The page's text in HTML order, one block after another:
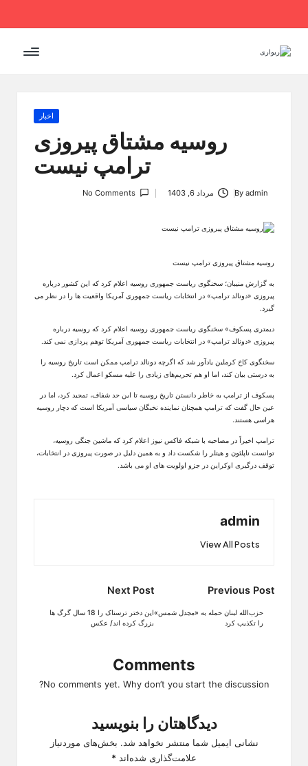
Skip
content
Posted
اخبار
روسیه مشتاق پیروزی
ترامپ نیست
Byadmin مرداد 6, 1403 No Comments
روسیه مشتاق پیروزی ترامپ نیست
به گزارش منیبان؛ سخنگوی ریاست جمهوری روسیه اعلام کرد که این کشور درباره
پیروزی «دونالد ترامپ» در انتخابات ریاست جمهوری آمریکا واقعیت ها را در نظر می
گیرد.
دیمتری پسکوف» سخنگوی ریاست جمهوری روسیه اعلام کرد که روسیه درباره
پیروزی «دونالد ترامپ» در انتخابات ریاست جمهوری آمریکا توهم پردازی نمی کند.
سخنگوی کاخ کرملین یادآور شد که اگرچه دونالد ترامپ ممکن است تاریخ روسیه را
به درستی بیان کند، اما او هم تحریم‌های زیادی را علیه مسکو اعمال کرد.
پسکوف از ترامپ به خاطر دانستن تاریخ روسیه تا این حد شفاف، تمجید کرد، اما در
عین حال گفت که ترامپ همچنان نماینده نخبگان سیاسی آمریکا است که دچار روسیه
هراسی هستند.
ترامپ اخیراً در مصاحبه با شبکه فاکس نیوز اعلام کرد که ماشین جنگی روسیه،
توانست ناپلئون و هیتلر را شکست داد و به همین دلیل در صورت پیروزی در انتخابات،
توقف درگیری اوکراین در جزو اولویت های او می باشد.
admin
View All Posts
Post
navigation
Previous Post
حزب‌الله لبنان حمله به «مجدل شمس»
را تکذیب کرد
Next Post
این دختر ترسناک را 18 سال گرگ ها
بزرگ کرده اند/ عکس
Comments
No comments yet. Why don’t you start the discussion?
دیدگاهتان را بنویسید
نشانی ایمیل شما منتشر نخواهد شد. بخش‌های موردنیاز
علامت‌گذاری شده‌اند *